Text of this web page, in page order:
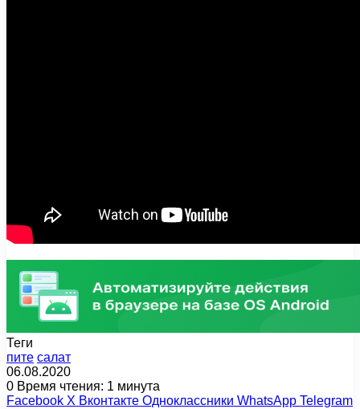
Теги
пите салат
06.08.2020
0 Время чтения: 1 минута
Facebook X Вконтакте Одноклассники WhatsApp Telegram